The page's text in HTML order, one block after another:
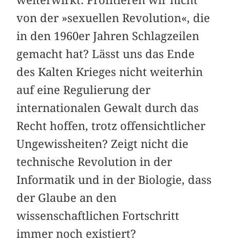
von der »sexuellen Revolution«, die
in den 1960er Jahren Schlagzeilen
gemacht hat? Lässt uns das Ende
des Kalten Krieges nicht weiterhin
auf eine Regulierung der
internationalen Gewalt durch das
Recht hoffen, trotz offensichtlicher
Ungewissheiten? Zeigt nicht die
technische Revolution in der
Informatik und in der Biologie, dass
der Glaube an den
wissenschaftlichen Fortschritt
immer noch existiert?